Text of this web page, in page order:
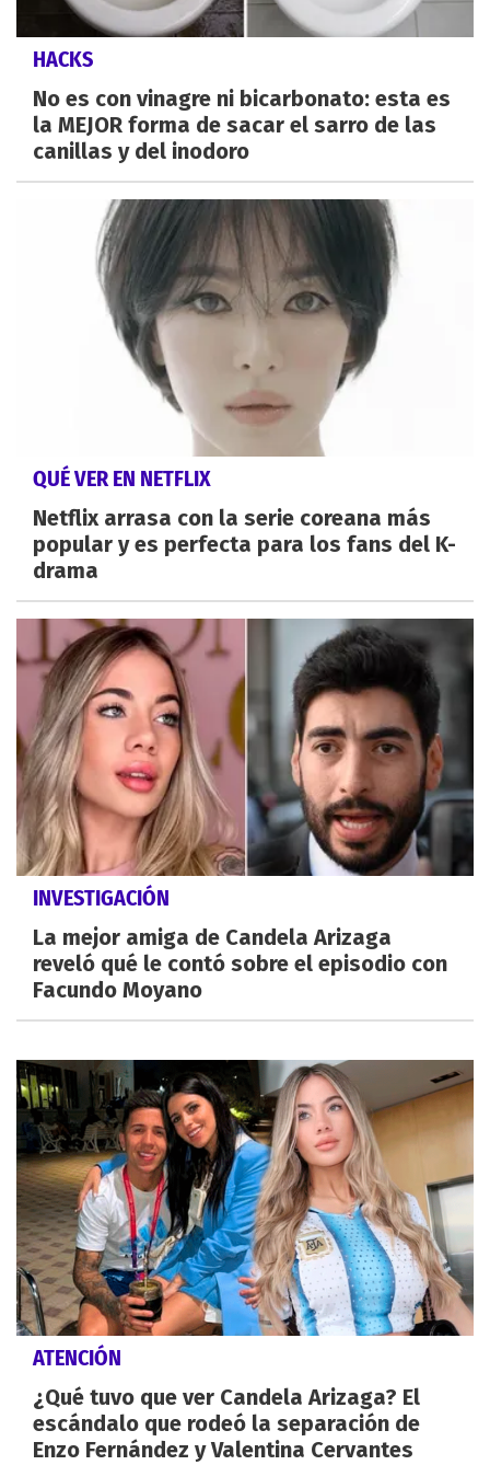
HACKS
No es con vinagre ni bicarbonato: esta es
la MEJOR forma de sacar el sarro de las
canillas y del inodoro
QUÉ VER EN NETFLIX
Netflix arrasa con la serie coreana más
popular y es perfecta para los fans del K-
drama
INVESTIGACIÓN
La mejor amiga de Candela Arizaga
reveló qué le contó sobre el episodio con
Facundo Moyano
ATENCIÓN
¿Qué tuvo que ver Candela Arizaga? El
escándalo que rodeó la separación de
Enzo Fernández y Valentina Cervantes